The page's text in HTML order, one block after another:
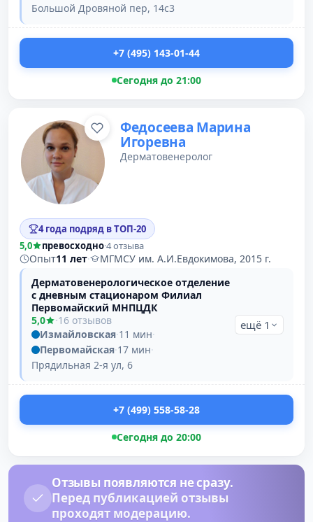
Большой Дровяной пер, 14с3
+7 (495) 143-01-44
Сегодня до 21:00
Федосеева Марина
Игоревна
Дерматовенеролог
4 года подряд в ТОП-20
5,0
превосходно·4 отзыва
Опыт11 лет·
МГМСУ им. А.И.Евдокимова, 2015 г.
Дерматовенерологическое отделение
с дневным стационаром Филиал
Первомайский МНПЦДК
5,0
·16 отзывов
Измайловская·11 мин·
Первомайская·17 мин·
Прядильная 2-я ул, 6
ещё 1
+7 (499) 558-58-28
Сегодня до 20:00
Отзывы появляются не сразу.
Перед публикацией отзывы
проходят модерацию.